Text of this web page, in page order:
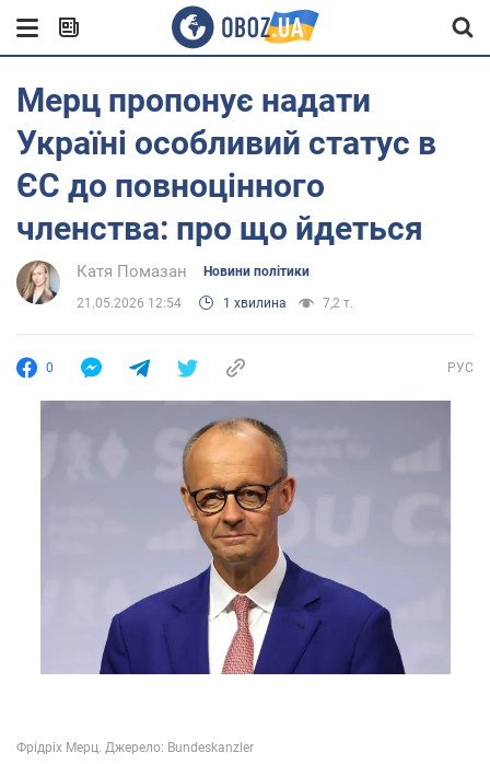
Мерц пропонує надати
Україні особливий статус в
ЄС до повноцінного
членства: про що йдеться
Катя Помазан Новини політики
21.05.2026 12:54 1 хвилина 7,2 т.
0 РУС